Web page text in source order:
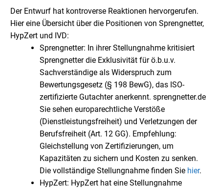
Der Entwurf hat kontroverse Reaktionen hervorgerufen.
Hier eine Übersicht über die Positionen von Sprengnetter,
HypZert und IVD:
Sprengnetter: In ihrer Stellungnahme kritisiert
Sprengnetter die Exklusivität für ö.b.u.v.
Sachverständige als Widerspruch zum
Bewertungsgesetz (§ 198 BewG), das ISO-
zertifizierte Gutachter anerkennt. sprengnetter.de
Sie sehen europarechtliche Verstöße
(Dienstleistungsfreiheit) und Verletzungen der
Berufsfreiheit (Art. 12 GG). Empfehlung:
Gleichstellung von Zertifizierungen, um
Kapazitäten zu sichern und Kosten zu senken.
Die vollständige Stellungnahme finden Sie hier.
HypZert: HypZert hat eine Stellungnahme